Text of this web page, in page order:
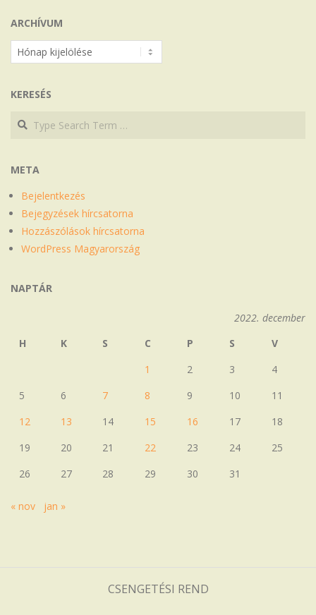
ARCHÍVUM
Archívum
KERESÉS
Search
Search
META
Bejelentkezés
Bejegyzések hírcsatorna
Hozzászólások hírcsatorna
WordPress Magyarország
NAPTÁR
2022. december
H
K S C P S
V
1
2 3
4
5
6 7 8 9 10
11
12
13 14 15 16 17
18
19
20 21 22 23 24
25
26
27 28 29 30 31
« nov jan »
CSENGETÉSI REND